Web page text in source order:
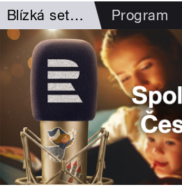
Blízká setkání Program